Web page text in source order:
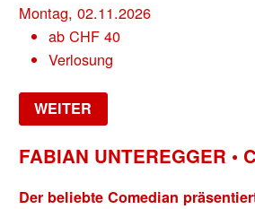
Montag, 02.11.2026
ab CHF40
Verlosung
WEITER
FABIAN UNTEREGGER •
Der beliebte Comedian